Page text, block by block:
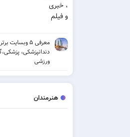
معرفی ۵ وبسایت
دندانپزشکی،
ورزشی
هنرمندان